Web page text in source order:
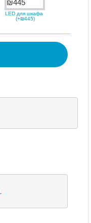
LED для шкафа
(+₪445)